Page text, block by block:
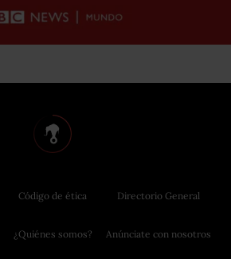
Código de ética
¿Quiénes somos?
Directorio General
Anúnciate con nosotros